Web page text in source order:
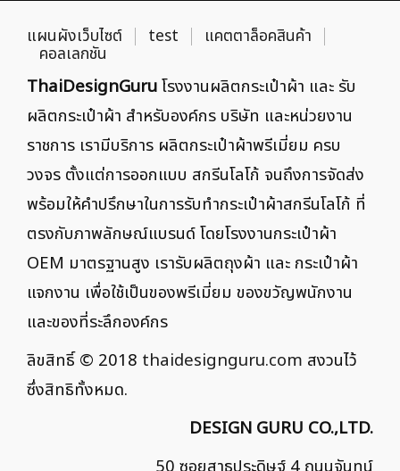
แผนผังเว็บไซต์ test แคตตาล็อคสินค้า
คอลเลกชัน
ThaiDesignGuruโรงงานผลิตกระเป๋าผ้า และ รับ
ผลิตกระเป๋าผ้า สำหรับองค์กร บริษัท และหน่วยงาน
ราชการ เรามีบริการ ผลิตกระเป๋าผ้าพรีเมี่ยม ครบ
วงจร ตั้งแต่การออกแบบ สกรีนโลโก้ จนถึงการจัดส่ง
พร้อมให้คำปรึกษาในการรับทำกระเป๋าผ้าสกรีนโลโก้ ที่
ตรงกับภาพลักษณ์แบรนด์ โดยโรงงานกระเป๋าผ้า
OEM มาตรฐานสูง เรารับผลิตถุงผ้า และ กระเป๋าผ้า
แจกงาน เพื่อใช้เป็นของพรีเมี่ยม ของขวัญพนักงาน
และของที่ระลึกองค์กร
ลิขสิทธิ์ © 2018 thaidesignguru.com สงวนไว้
ซึ่งสิทธิทั้งหมด.
DESIGN GURU CO.,LTD.